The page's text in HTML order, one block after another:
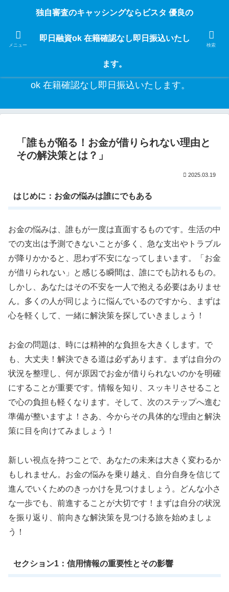
独自審査のフリーローンならビスタなら24時間365日 在籍確認なしで借りれる
な入用があっても安心！融資率97％！仕事をしている人ならブラックでも給料
日返済の１ヶ月融資で借りられるから安心！
独自審査のキャッシングならビスタ 優良の即日融資
ok 在籍確認なし即日振込いたします。
「誰もが陥る！お金が借りられない理由と
その解決策とは？」
2025.03.19
はじめに：お金の悩みは誰にでもある
お金の悩みは、誰もが一度は直面するものです。生活の中
での支出は予測できないことが多く、急な支出やトラブル
が降りかかると、思わず不安になってしまいます。「お金
が借りられない」と感じる瞬間は、誰にでも訪れるもの。
しかし、あなたはその不安を一人で抱える必要はありませ
ん。多くの人が同じように悩んでいるのですから、まずは
心を軽くして、一緒に解決策を探していきましょう！
お金の問題は、時には精神的な負担を大きくします。で
も、大丈夫！解決できる道は必ずあります。まずは自分の
状況を整理し、何が原因でお金が借りられないのかを明確
にすることが重要です。情報を知り、スッキリさせること
で心の負担も軽くなります。そして、次のステップへ進む
準備が整いますよ！さあ、今からその具体的な理由と解決
策に目を向けてみましょう！
新しい視点を持つことで、あなたの未来は大きく変わるか
もしれません。お金の悩みを乗り越え、自分自身を信じて
進んでいくためのきっかけを見つけましょう。どんな小さ
な一歩でも、前進することが大切です！まずは自分の状況
を振り返り、前向きな解決策を見つける旅を始めましょ
う！
セクション1：信用情報の重要性とその影響
メニュー
独自審査のキャッシングならビスタ 優良の
即日融資ok 在籍確認なし即日振込いたし
ます。
検索